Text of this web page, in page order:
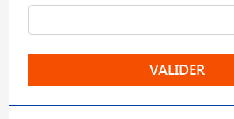
VALIDER